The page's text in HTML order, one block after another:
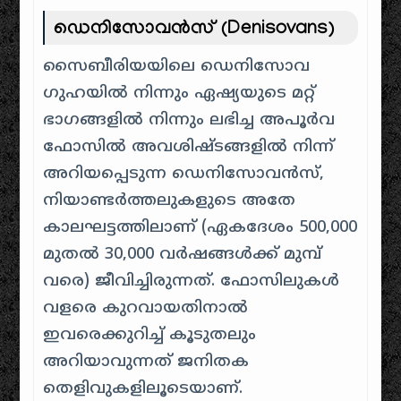
ഡെനിസോവൻസ്(Denisovans)
സൈബീരിയയിലെ ഡെനിസോവ
ഗുഹയിൽ നിന്നും ഏഷ്യയുടെ മറ്റ്
ഭാഗങ്ങളിൽ നിന്നും ലഭിച്ച അപൂർവ
ഫോസിൽ അവശിഷ്ടങ്ങളിൽ നിന്ന്
അറിയപ്പെടുന്ന ഡെനിസോവൻസ്,
നിയാണ്ടർത്തലുകളുടെ അതേ
കാലഘട്ടത്തിലാണ് (ഏകദേശം 500,000
മുതൽ 30,000 വർഷങ്ങൾക്ക് മുമ്പ്
വരെ) ജീവിച്ചിരുന്നത്. ഫോസിലുകൾ
വളരെ കുറവായതിനാൽ
ഇവരെക്കുറിച്ച് കൂടുതലും
അറിയാവുന്നത് ജനിതക
തെളിവുകളിലൂടെയാണ്.